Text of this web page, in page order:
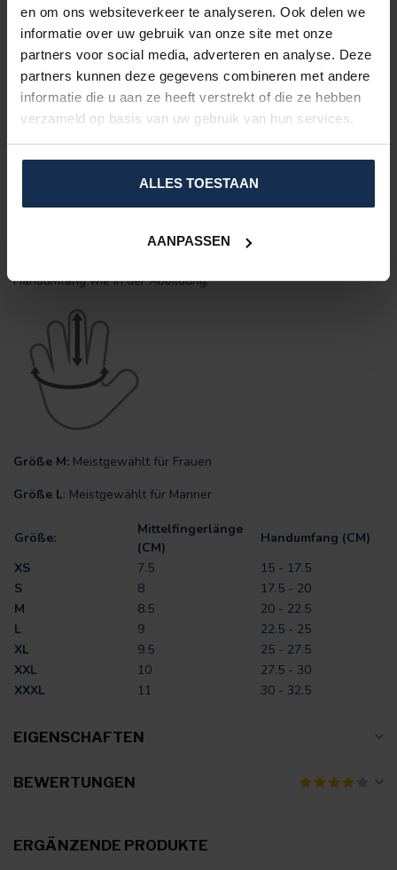
en om ons websiteverkeer te analyseren. Ook delen we
informatie over uw gebruik van onze site met onze
partners voor social media, adverteren en analyse. Deze
partners kunnen deze gegevens combineren met andere
informatie die u aan ze heeft verstrekt of die ze hebben
verzameld op basis van uw gebruik van hun services.
ALLES TOESTAAN
AANPASSEN
Touchscreen: Sie können das Telefon/Tablet mit den
Fahrradhandschuhen verwenden.
USB wiederaufladbar
Extra Aufmerksamkeitfür optimalen Halt.
Wasserdichter Reißverschluss mit abschließbarem Fach für
die Batterien.
Leichtgängig:ideal für den Betrieb Ihres
Die richtige Größe Ihrer Handschuhe lässt sich ganz einfach
Handumfang wie in der Abbildung.
Größe M: Meistgewählt für Frauen
Größe L: Meistgewählt für Manner
Größe:
Mittelfingerlänge
(CM)
Handumfang (CM)
XS
7.5
15 - 17.5
S
8
17.5 - 20
M
8.5
20 - 22.5
L
9
22.5 - 25
XL
9.5
25 - 27.5
XXL
10
27.5 - 30
XXXL
11 30 - 32.5
EIGENSCHAFTEN
BEWERTUNGEN
ERGÄNZENDE PRODUKTE